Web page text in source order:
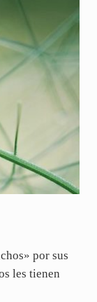
por sus
les tienen